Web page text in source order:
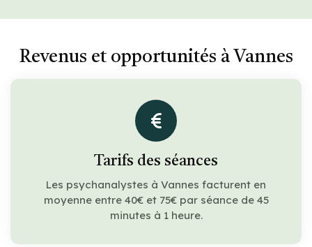
Revenus et opportunités à Vannes
Tarifs des séances
Les psychanalystes à Vannes facturent en
moyenne entre 40€ et 75€ par séance de 45
minutes à 1 heure.